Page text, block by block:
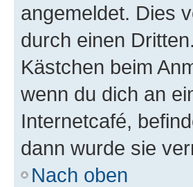
angemeldet. Dies
durch einen
Kästchen beim
wenn du dich an
Internetcafé,
dann wurde sie
Nach oben